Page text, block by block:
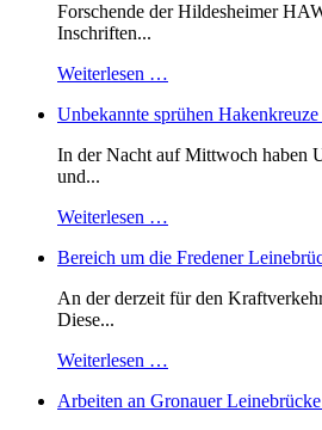
Forschende der Hildesheimer
Inschriften...
Weiterlesen …
Unbekannte sprühen
In der Nacht auf Mittwoch haben
und...
Weiterlesen …
Bereich um die Fredener
An der derzeit für den
Diese...
Weiterlesen …
Arbeiten an Gronauer